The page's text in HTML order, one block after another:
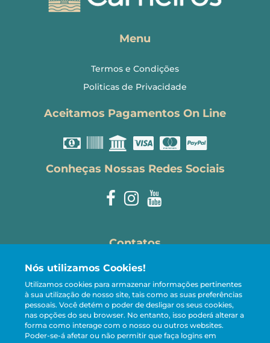
Menu
Termos e Condições
Politicas de Privacidade
Aceitamos Pagamentos On Line
Conheças Nossas Redes Sociais
Contatos
reservas@carneirostemporada.com
+55 81 98107-5005
CRECI 13.221-J
Nós utilizamos Cookies!
Utilizamos cookies para armazenar informações pertinentes
à sua utilização de nosso site, tais como as suas preferências
pessoais. Você detém o poder de desligar os seus cookies,
nas opções do seu browser. No entanto, isso poderá alterar a
forma como interage com o nosso ou outros websites.
Poder-se-á afetar ou não permitir que faça logins em